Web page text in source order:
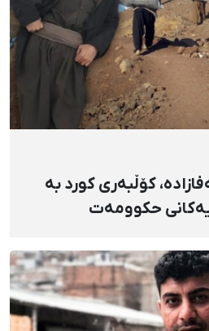
کۆڵبەری کورد بە
حکوومەت